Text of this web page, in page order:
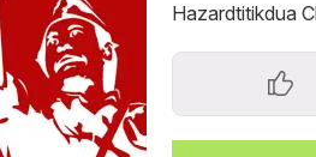
Hazardtitikdua